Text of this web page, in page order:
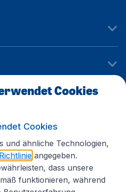
Cookies
Cookies
und ähnliche Technologien,
angegeben.
dass unsere
funktionieren, während